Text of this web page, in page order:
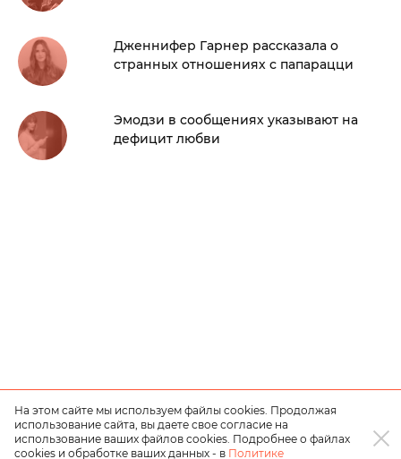
Дженнифер Гарнер рассказала о
странных отношениях с папарацци
Эмодзи в сообщениях указывают на
дефицит любви
На этом сайте мы используем файлы cookies. Продолжая
использование сайта, вы даете свое согласие на
использование ваших файлов cookies. Подробнее о файлах
cookies и обработке ваших данных - в Политике